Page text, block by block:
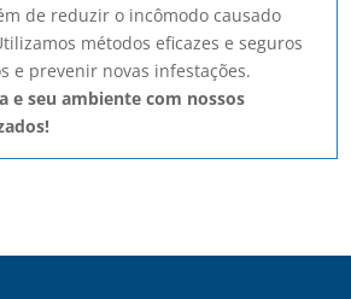
de reduzir o incômodo causado
métodos eficazes e seguros
e prevenir novas infestações.
e seu ambiente com nossos